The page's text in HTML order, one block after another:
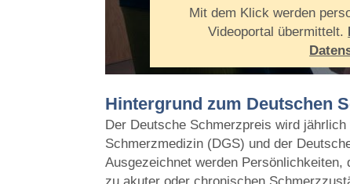
Mit dem Klick werden
Videoportal übermittelt.
Hintergrund zum Deutschen
Der Deutsche Schmerzpreis wird
Schmerzmedizin (DGS) und der
Ausgezeichnet werden